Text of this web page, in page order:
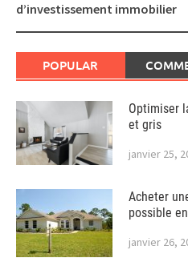
d’investissement immobilier
POPULAR
Optimiser
et gris
janvier 25,
Acheter
possible
janvier 26,